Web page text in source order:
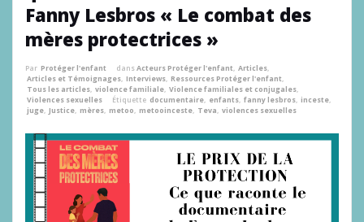
Fanny Lesbros « Le combat des
mères protectrices »
Par Protéger l'enfant dansActeurs Protéger l'enfant, Articles,
Articles et Témoignages, Interviews, Ressources Protéger l'enfant,
Tous les articles, violence familiale, Violence familiales et conjugales,
Violences sexuelles
Étiquette documentaire, enfants, fanny lesbros, inceste,
juge, Justice, mères, metoo, metooinceste, Teva, violences sexuelles